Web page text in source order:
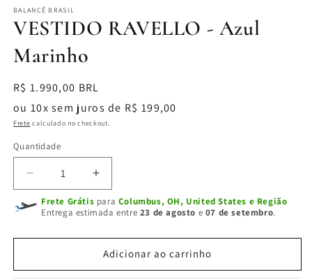
BALANCÊ BRASIL
VESTIDO RAVELLO - Azul
Marinho
Preço
normal
R$ 1.990,00 BRL
ou 10x sem juros de R$ 199,00
Frete calculado no checkout.
Quantidade
Diminuir
a
quantidade
VESTIDO
-
Aumentar
a
quantidade
VESTIDO
RAVELLO
-
Frete Grátis para Columbus, OH, United States e Região
Entrega estimada entre 23 de agosto e 07 de setembro.
Adicionar ao carrinho